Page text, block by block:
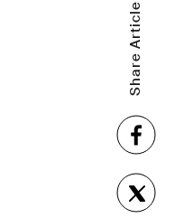
Share Article